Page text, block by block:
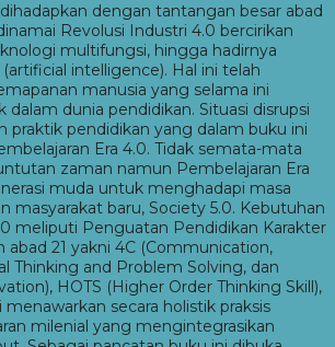
dengan tantangan besar abad
Revolusi Industri 4.0 bercirikan
multifungsi, hingga hadirnya
intelligence). Hal ini telah
manusia yang selama ini
dalam dunia pendidikan. Situasi disrupsi
praktik pendidikan yang dalam buku ini
Era 4.0. Tidak semata-mata
zaman namun Pembelajaran Era
muda untuk menghadapi masa
masyarakat baru, Society 5.0. Kebutuhan
meliputi Penguatan Pendidikan Karakter
abad 21 yakni 4C (Communication,
Thinking and Problem Solving, dan
HOTS (Higher Order Thinking Skill),
menawarkan secara holistik praksis
milenial yang mengintegrasikan